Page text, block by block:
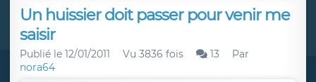
Un huissier doit passer pour venir me
saisir
Publié le 12/01/2011 Vu 3836 fois 13
Par
nora64